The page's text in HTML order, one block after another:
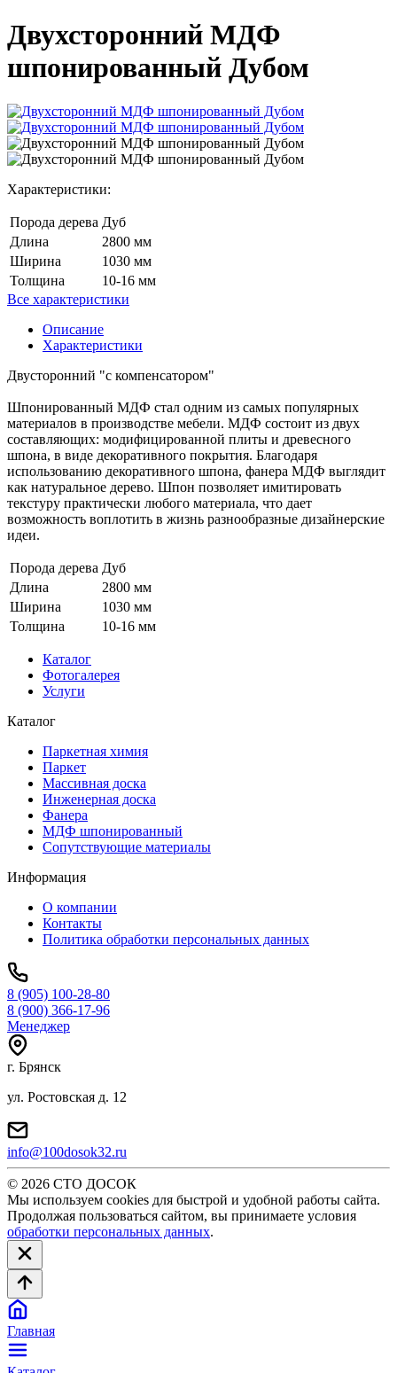
Двухсторонний МДФ
шпонированный Дубом
Характеристики:
Порода дерева Дуб
Длина
2800 мм
Ширина
1030 мм
Толщина
10-16 мм
Все характеристики
Описание
Характеристики
Двусторонний "с компенсатором"
Шпонированный МДФ стал одним из самых популярных
материалов в производстве мебели. МДФ состоит из двух
составляющих: модифицированной плиты и древесного
шпона, в виде декоративного покрытия. Благодаря
использованию декоративного шпона, фанера МДФ выглядит
как натуральное дерево. Шпон позволяет имитировать
текстуру практически любого материала, что дает
возможность воплотить в жизнь разнообразные дизайнерские
идеи.
Порода дерева Дуб
Длина
2800 мм
Ширина
1030 мм
Толщина
10-16 мм
Каталог
Фотогалерея
Услуги
Каталог
Паркетная химия
Паркет
Массивная доска
Инженерная доска
Фанера
МДФ шпонированный
Сопутствующие материалы
Информация
О компании
Контакты
Политика обработки персональных данных
8 (905) 100-28-80
8 (900) 366-17-96
Менеджер
г. Брянск
ул. Ростовская д. 12
info@100dosok32.ru
© 2026 СТО ДОСОК
Мы используем cookies для быстрой и удобной работы сайта.
Продолжая пользоваться сайтом, вы принимаете условия
обработки персональных данных.
Главная